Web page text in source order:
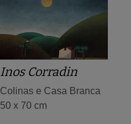
Inos Corradin
Colinas e Casa Branca
50 x 70 cm